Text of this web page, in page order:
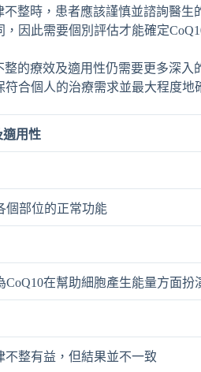
不整時，患者應該謹慎並諮詢醫
因此需要個別評估才能確定
的療效及適用性仍需要更多深入
合個人的治療需求並最大程度地
適用性
個部位的正常功能
在幫助細胞產生能量方面扮
不整有益，但結果並不一致